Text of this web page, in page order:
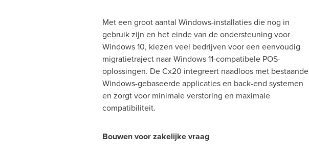
Met een groot aantal Windows-installaties die nog in
gebruik zijn en het einde van de ondersteuning voor
Windows 10, kiezen veel bedrijven voor een eenvoudig
migratietraject naar Windows 11-compatibele POS-
oplossingen. De Cx20 integreert naadloos met bestaande
Windows-gebaseerde applicaties en back-end systemen
en zorgt voor minimale verstoring en maximale
compatibiliteit.
Bouwen voor zakelijke vraag